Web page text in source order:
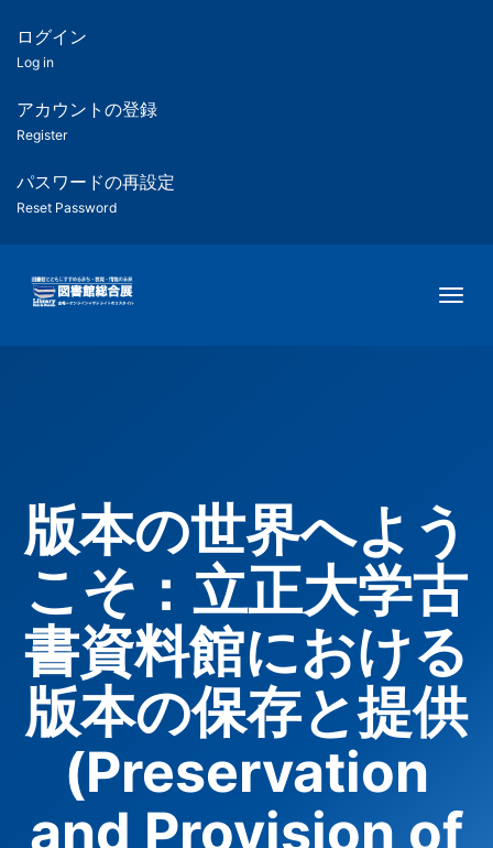
ツ
匿
名
ユ
ー
ー
用
メ
ログイン
Log in
アカウントの登録
Register
パスワードの再設定
Reset Password
版本の世界へよう
こそ：立正大学古
書資料館における
版本の保存と提供
(Preservation
and Provision of